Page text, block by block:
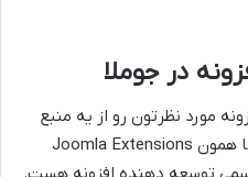
در جوملا
مورد نظرتون رو از یه منبع
معتبر دانلود کنید. بهترین جا همون Joomla Extensions